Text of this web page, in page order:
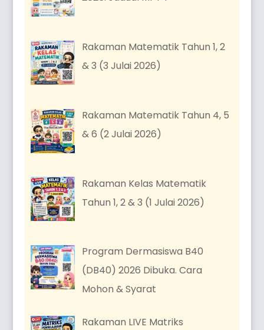
Rakaman Matematik Tahun 1, 2
& 3 (3 Julai 2026)
Rakaman Matematik Tahun 4, 5
& 6 (2 Julai 2026)
Rakaman Kelas Matematik
Tahun 1, 2 & 3 (1 Julai 2026)
Program Dermasiswa B40
(DB40) 2026 Dibuka. Cara
Mohon & Syarat
Rakaman LIVE Matriks